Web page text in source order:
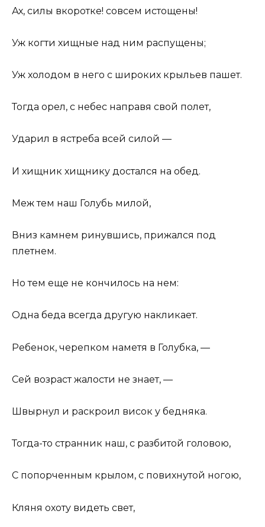
Ах, силы вкоротке! совсем истощены!
Уж когти хищные над ним распущены;
Уж холодом в него с широких крыльев пашет.
Тогда орел, с небес направя свой полет,
Ударил в ястреба всей силой —
И хищник хищнику достался на обед.
Меж тем наш Голубь милой,
Вниз камнем ринувшись, прижался под
плетнем.
Но тем еще не кончилось на нем:
Одна беда всегда другую накликает.
Ребенок, черепком наметя в Голубка, —
Сей возраст жалости не знает, —
Швырнул и раскроил висок у бедняка.
Тогда-то странник наш, с разбитой головою,
С попорченным крылом, с повихнутой ногою,
Кляня охоту видеть свет,